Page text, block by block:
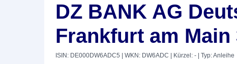
DZ BANK AG
Frankfurt am Main
ISIN: DE000DW6ADC5 | WKN: DW6ADC | Kürzel: - | Typ: Anleihe